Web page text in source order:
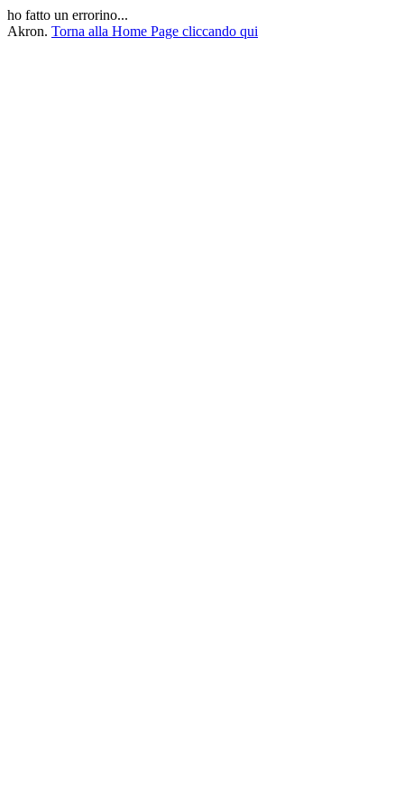
ho fatto un errorino...
Akron. Torna alla Home Page cliccando qui